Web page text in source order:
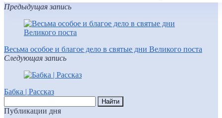
Предыдущая запись
Весьма особое и благое дело в святые дни Великого поста
Следующая запись
Бабка | Рассказ
Публикации дня